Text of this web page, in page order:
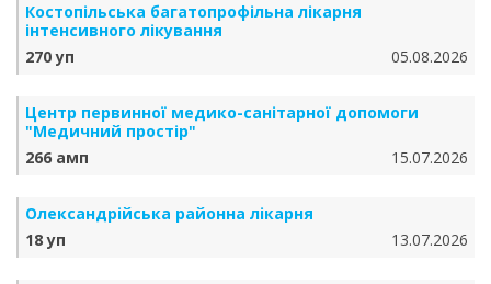
Костопільська багатопрофільна лікарня
інтенсивного лікування
270 уп
05.08.2026
Центр первинної медико-санітарної допомоги
"Медичний простір"
266 амп
15.07.2026
Олександрійська районна лікарня
18 уп
13.07.2026